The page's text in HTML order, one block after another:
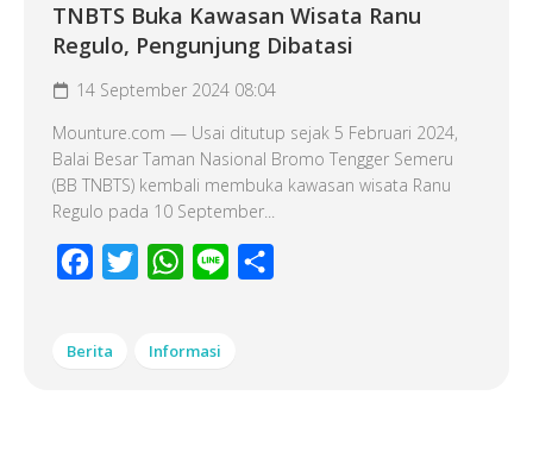
TNBTS Buka Kawasan Wisata Ranu
Regulo, Pengunjung Dibatasi
14 September 2024 08:04
Mounture.com — Usai ditutup sejak 5 Februari 2024,
Balai Besar Taman Nasional Bromo Tengger Semeru
(BB TNBTS) kembali membuka kawasan wisata Ranu
Regulo pada 10 September...
Facebook
Twitter WhatsApp
Line
Berita Informasi